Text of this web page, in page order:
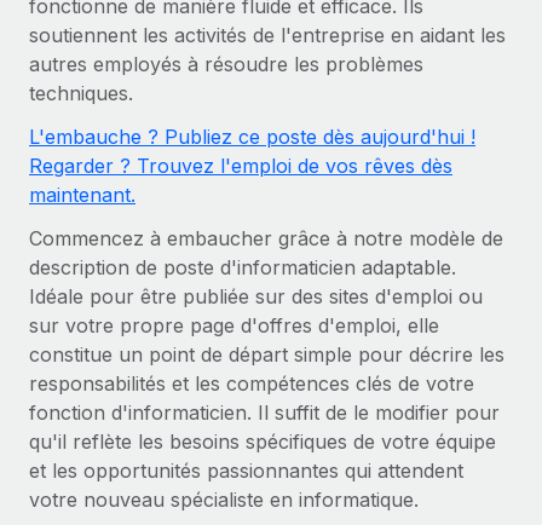
Gestion des freelances
Intégrez et gérez vos freelances partout dans le monde
PEO
INFRASTRUCTURE
Intégration Remote
Intégrez vos RH aux flux de travail en toute simplicité
Plateforme
Des fonctions RH clés intégrées pour votre équipe
Connecter Nouveau
Connectez n'importe quel outil d’IA à Remote grâce à
notre MCP
Intégrations
Comparer Remote
Examinez notre service par rapport aux autres
CROISSANCE
Start-ups
Des solutions agiles et internationales pour les RH et la
Entreprises intermédiaires
Développez vos équipes avec des solutions RH sur
mesure
Entreprise
Les RH à l’international pour les grandes entreprises
TRAVAILLONS ENSEMBLE
Calculateur de paiement des freelances
Découvrez les devises disponibles et les vitesses de
paiement pour vos freelances internationaux
Recherche et guides
Études de cas
Glossaire RH
Checklists et modèles
Descriptions de postes
Webinaires
Nederlands
Français
Deutsch
Italiano
Português (Portugal)
日本語
한국어
中文（简体）
Connexion
fonctionne de manière fluide et efficace. Ils
soutiennent les activités de l'entreprise en aidant les
autres employés à résoudre les problèmes
techniques.
L'embauche ? Publiez ce poste dès aujourd'hui !
Regarder ? Trouvez l'emploi de vos rêves dès
maintenant.
Commencez à embaucher grâce à notre modèle de
description de poste d'informaticien adaptable.
Idéale pour être publiée sur des sites d'emploi ou
sur votre propre page d'offres d'emploi, elle
constitue un point de départ simple pour décrire les
responsabilités et les compétences clés de votre
fonction d'informaticien. Il suffit de le modifier pour
qu'il reflète les besoins spécifiques de votre équipe
et les opportunités passionnantes qui attendent
votre nouveau spécialiste en informatique.